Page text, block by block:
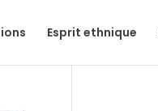
Esprit ethnique